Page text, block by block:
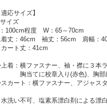
適応サイズ】
イズ
100cm程度 W：65～70cm
着丈：46cm 袖丈：56cm 肩幅：
カート丈：41cm
着：横ファスナー、袖・襟に３本
当てに校章入り(赤色)、胸部編
カート：横ファスナー、アジャス
水洗い不可、塩素系漂白剤による漂